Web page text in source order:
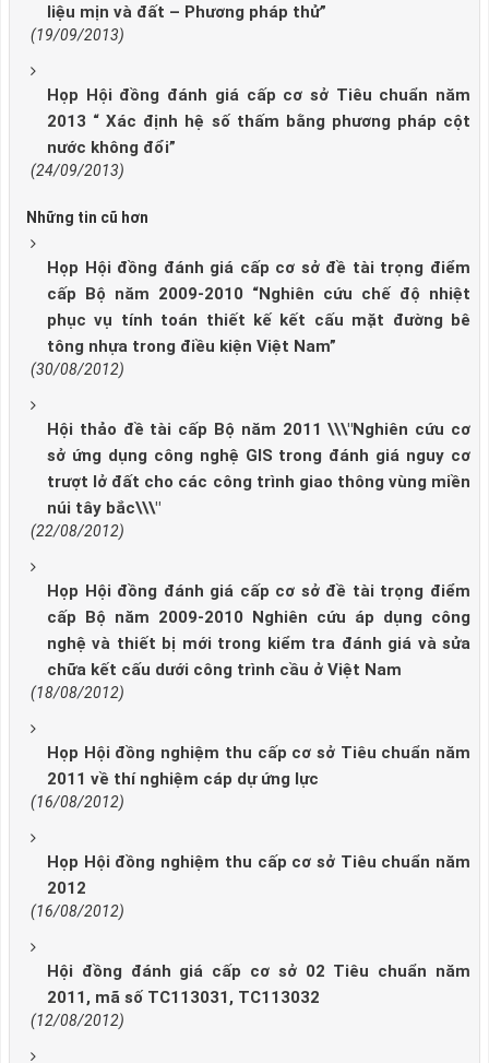
liệu mịn và đất – Phương pháp thử”
(19/09/2013)
Họp Hội đồng đánh giá cấp cơ sở Tiêu chuẩn năm
2013 “ Xác định hệ số thấm bằng phương pháp cột
nước không đổi”
(24/09/2013)
Những tin cũ hơn
Họp Hội đồng đánh giá cấp cơ sở đề tài trọng điểm
cấp Bộ năm 2009-2010 “Nghiên cứu chế độ nhiệt
phục vụ tính toán thiết kế kết cấu mặt đường bê
tông nhựa trong điều kiện Việt Nam”
(30/08/2012)
Hội thảo đề tài cấp Bộ năm 2011 \\\"Nghiên cứu cơ
sở ứng dụng công nghệ GIS trong đánh giá nguy cơ
trượt lở đất cho các công trình giao thông vùng miền
núi tây bắc\\\"
(22/08/2012)
Họp Hội đồng đánh giá cấp cơ sở đề tài trọng điểm
cấp Bộ năm 2009-2010 Nghiên cứu áp dụng công
nghệ và thiết bị mới trong kiểm tra đánh giá và sửa
chữa kết cấu dưới công trình cầu ở Việt Nam
(18/08/2012)
Họp Hội đồng nghiệm thu cấp cơ sở Tiêu chuẩn năm
2011 về thí nghiệm cáp dự ứng lực
(16/08/2012)
Họp Hội đồng nghiệm thu cấp cơ sở Tiêu chuẩn năm
2012
(16/08/2012)
Hội đồng đánh giá cấp cơ sở 02 Tiêu chuẩn năm
2011, mã số TC113031, TC113032
(12/08/2012)